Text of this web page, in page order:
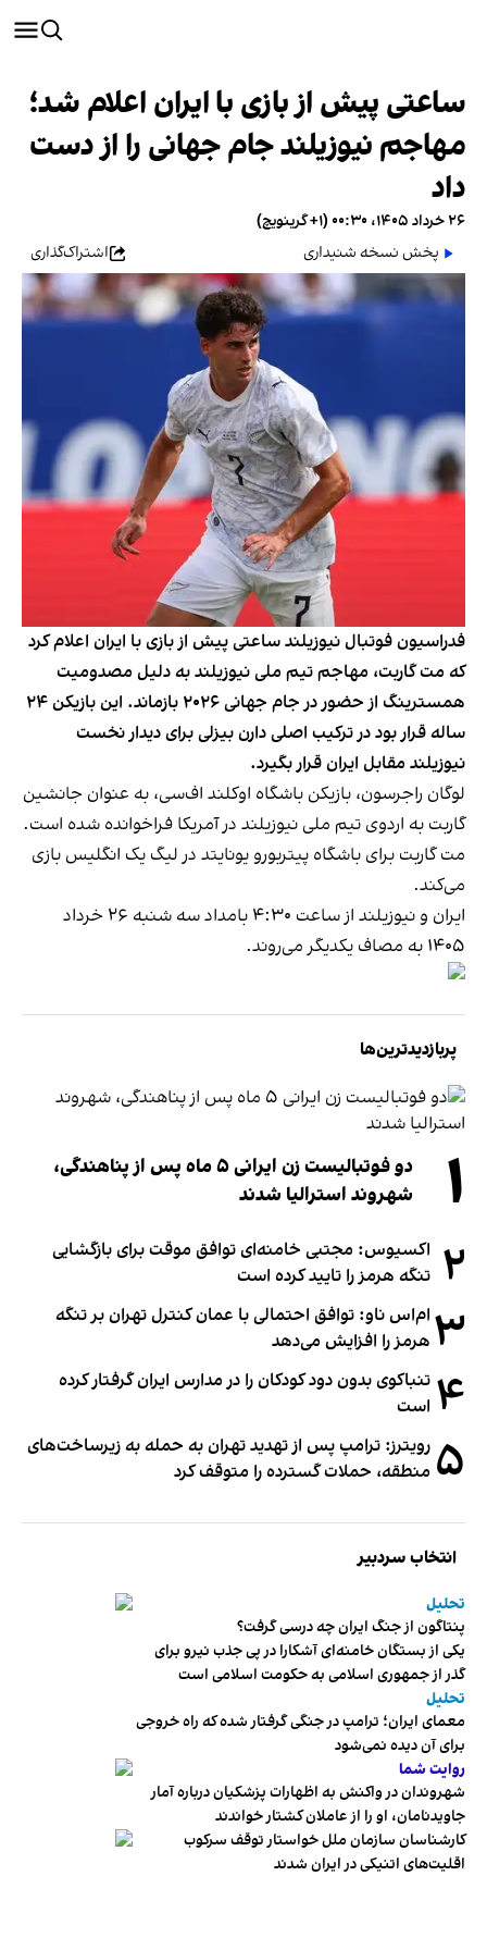
ساعتی پیش از بازی با ایران اعلام شد؛
مهاجم نیوزیلند جام جهانی را از دست
داد
۲۶ خرداد ۱۴۰۵، ۰۰:۳۰ (‎+۱ گرینویچ)
پخش نسخه شنیداری
اشتراک‌گذاری
فدراسیون فوتبال نیوزیلند ساعتی پیش از بازی با ایران اعلام کرد
که مت گاربت، مهاجم تیم ملی نیوزیلند به دلیل مصدومیت
همسترینگ از حضور در جام جهانی ۲۰۲۶ بازماند. این بازیکن ۲۴
ساله قرار بود در ترکیب اصلی دارن بیزلی برای دیدار نخست
نیوزیلند مقابل ایران قرار بگیرد.
لوگان راجرسون، بازیکن باشگاه اوکلند اف‌سی، به عنوان جانشین
گاربت به اردوی تیم ملی نیوزیلند در آمریکا فراخوانده شده است.
مت گاربت برای باشگاه پیتربورو یونایتد در لیگ یک انگلیس بازی
می‌کند.
ایران و نیوزیلند از ساعت ۴:۳۰ بامداد سه شنبه ۲۶ خرداد
۱۴۰۵ به مصاف یکدیگر می‌روند.
پربازدیدترین‌ها
۱
دو فوتبالیست زن ایرانی ۵ ماه پس از پناهندگی،
شهروند استرالیا شدند
۲ اکسیوس: مجتبی خامنه‌ای توافق موقت برای بازگشایی
تنگه هرمز را تایید کرده است
۳ ام‌اس ناو: توافق احتمالی با عمان کنترل تهران بر تنگه
هرمز را افزایش می‌دهد
۴ تنباکوی بدون دود کودکان را در مدارس ایران گرفتار کرده
است
۵ رویترز: ترامپ پس از تهدید تهران به حمله به زیرساخت‌های
منطقه، حملات گسترده را متوقف کرد
انتخاب سردبیر
تحلیل
پنتاگون از جنگ ایران چه درسی گرفت؟
یکی از بستگان خامنه‌ای آشکارا در پی جذب نیرو برای
گذر از جمهوری اسلامی به حکومت اسلامی است
تحلیل
معمای ایران؛ ترامپ در جنگی گرفتار شده که راه خروجی
برای آن دیده نمی‌شود
روایت شما
شهروندان در واکنش به اظهارات پزشکیان درباره آمار
جاویدنامان، او را از عاملان کشتار خواندند
کارشناسان سازمان ملل خواستار توقف سرکوب
اقلیت‌های اتنیکی در ایران شدند